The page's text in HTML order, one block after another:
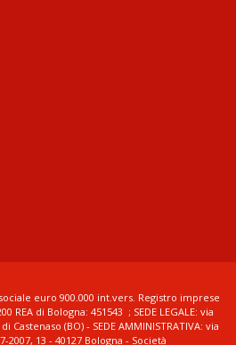
sociale euro 900.000 int.vers. Registro imprese
REA di Bologna: 451543 ; SEDE LEGALE: via
Castenaso (BO) - SEDE AMMINISTRATIVA: via
13 - 40127 Bologna - Società